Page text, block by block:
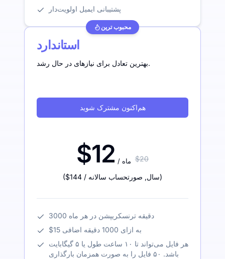
پشتیبانی ایمیل اولویت‌دار
محبوب ترین
استاندارد
بهترین تعادل برای نیازهای در حال رشد.
هم‌اکنون مشترک شوید
$12 / ماه $20
($144 / سال, صورتحساب سالانه )
3000 دقیقه ترنسکریپشن در هر ماه
$15 به ازای 1000 دقیقه اضافی
هر فایل می‌تواند تا ۱۰ ساعت طول یا ۵ گیگابایت
باشد. ۵۰ فایل را به صورت همزمان بارگذاری